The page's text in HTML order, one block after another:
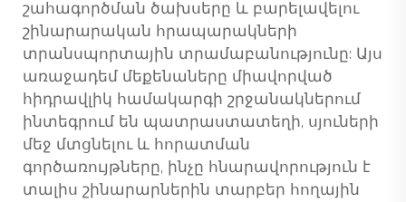
շահագործման ծախսերը և բարելավելու
շինարարական հրապարակների
տրանսպորտային տրամաբանությունը: Այս
առաջադեմ մեքենաները միավորված
հիդրավլիկ համակարգի շրջանակներում
ինտեգրում են պատրաստատեղի, սյուների
մեջ մտցնելու և հորատման
գործառույթները, ինչը հնարավորություն է
տալիս շինարարներին տարբեր հողային